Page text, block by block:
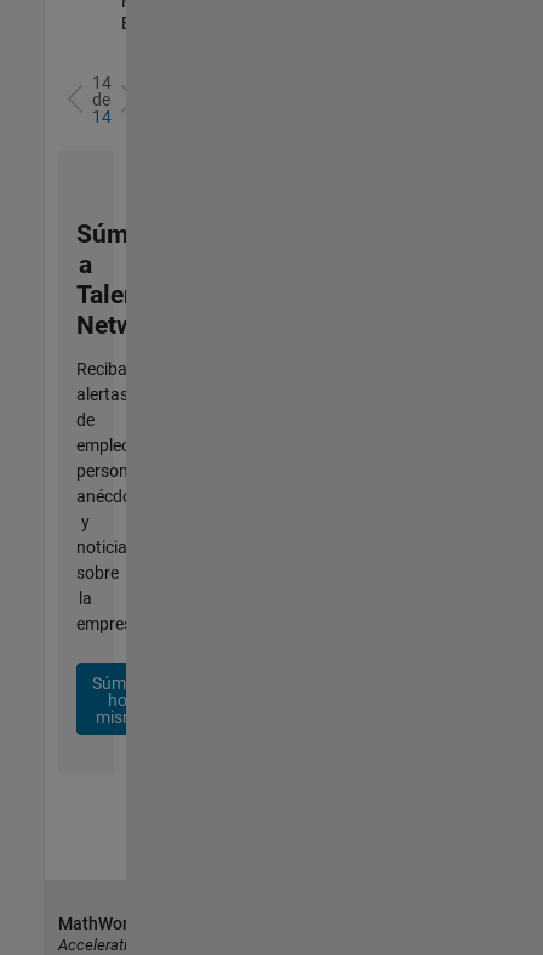
Experimentado
14
de
14
Súmese
a
Talent
Network
Reciba
alertas
de
empleo
personalizadas,
anécdotas
y
noticias
sobre
la
empresa.
Súmese
hoy
mismo
MathWorks
Accelerating